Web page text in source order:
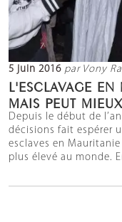
5 juin 2016 par Vony
L'ESCLAVAGE
MAIS PEUT
Depuis le début de
décisions fait espérer
esclaves en
plus élevé au monde.